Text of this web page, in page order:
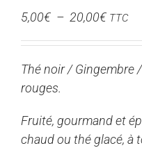
5,00€ – 20,00€Plage
5,00€
TTC
Thé noir / Gingembre
rouges.
Fruité, gourmand et
chaud ou thé glacé, à